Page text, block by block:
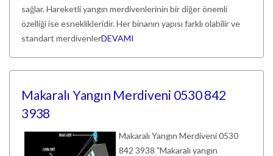
sağlar. Hareketli yangın merdivenlerinin bir diğer önemli
özelliği ise esneklikleridir. Her binanın yapısı farklı olabilir ve
standart merdivenlerDEVAMI
Makaralı Yangın Merdiveni 0530 842
3938
Makaralı Yangın Merdiveni 0530
842 3938 "Makaralı yangın